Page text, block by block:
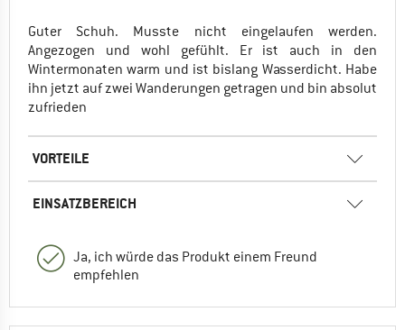
Guter Schuh. Musste nicht eingelaufen werden.
Angezogen und wohl gefühlt. Er ist auch in den
Wintermonaten warm und ist bislang Wasserdicht. Habe
ihn jetzt auf zwei Wanderungen getragen und bin absolut
zufrieden
VORTEILE
EINSATZBEREICH
Ja, ich würde das Produkt einem Freund
empfehlen